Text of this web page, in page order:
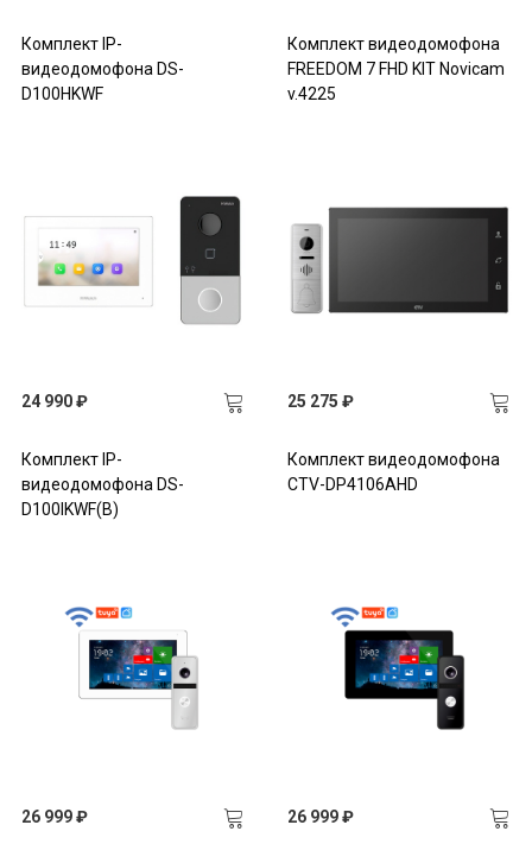
Комплект IP-
видеодомофона DS-
D100HKWF
Комплект видеодомофона
FREEDOM 7 FHD KIT Novicam
v.4225
24 990 ₽
Комплект IP-
видеодомофона DS-
D100IKWF(B)
25 275 ₽
Комплект видеодомофона
CTV-DP4106AHD
26 999 ₽ 26 999 ₽